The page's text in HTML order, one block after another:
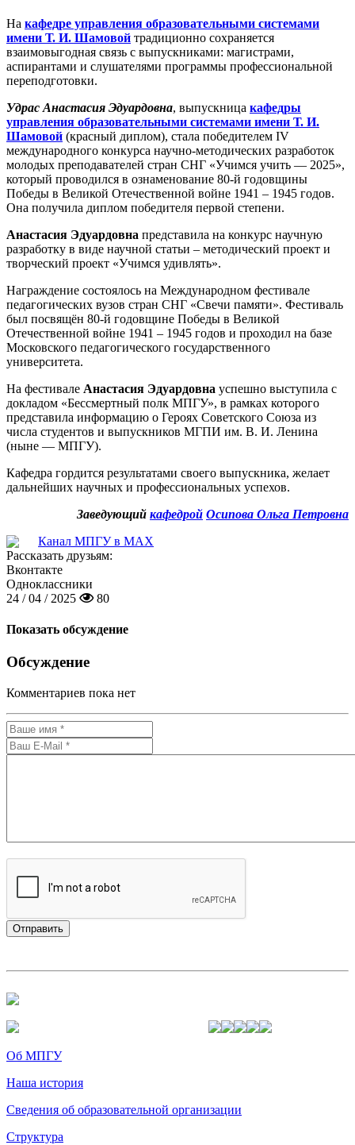
На кафедре управления образовательными системами
имени Т. И. Шамовой традиционно сохраняется
взаимовыгодная связь с выпускниками: магистрами,
аспирантами и слушателями программы профессиональной
переподготовки.
Удрас Анастасия Эдуардовна, выпускница кафедры
управления образовательными системами имени Т. И.
Шамовой (красный диплом), стала победителем IV
международного конкурса научно-методических разработок
молодых преподавателей стран СНГ «Учимся учить — 2025»,
который проводился в ознаменование 80-й годовщины
Победы в Великой Отечественной войне 1941 – 1945 годов.
Она получила диплом победителя первой степени.
Анастасия Эдуардовна представила на конкурс научную
разработку в виде научной статьи – методический проект и
творческий проект «Учимся удивлять».
Награждение состоялось на Международном фестивале
педагогических вузов стран СНГ «Свечи памяти». Фестиваль
был посвящён 80-й годовщине Победы в Великой
Отечественной войне 1941 – 1945 годов и проходил на базе
Московского педагогического государственного
университета.
На фестивале Анастасия Эдуардовна успешно выступила с
докладом «Бессмертный полк МПГУ», в рамках которого
представила информацию о Героях Советского Союза из
числа студентов и выпускников МГПИ им. В. И. Ленина
(ныне — МПГУ).
Кафедра гордится результатами своего выпускника, желает
дальнейших научных и профессиональных успехов.
Заведующий кафедрой Осипова Ольга Петровна
Канал МПГУ в MAX
Рассказать друзьям:
Вконтакте
Одноклассники
24 / 04 / 2025
80
Показать обсуждение
Обсуждение
Комментариев пока нет
Об МПГУ
Наша история
Сведения об образовательной организации
Структура